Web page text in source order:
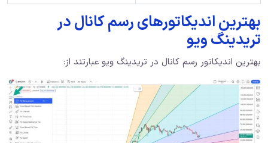
بهترین اندیکاتورهای رسم کانال در
تریدینگ ویو
بهترین اندیکاتور رسم کانال در تریدینگ ویو عبارتند از: